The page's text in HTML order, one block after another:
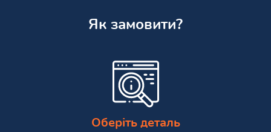
Як замовити?
Оберіть деталь